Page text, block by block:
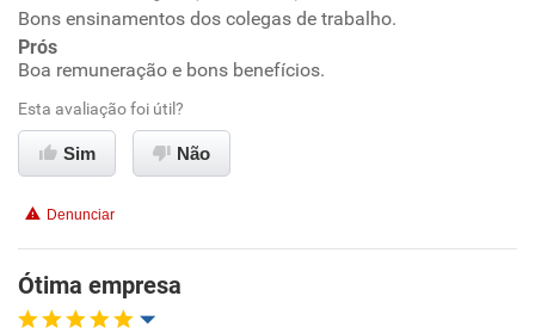
Oportunidade de promoção
Ambiente de trabalho
Conciliação com a vida familiar
Não recomenda a diretoria
Bons ensinamentos dos colegas de trabalho.
Prós
Boa remuneração e bons benefícios.
Esta avaliação foi útil?
Sim Não
Denunciar
Ótima empresa